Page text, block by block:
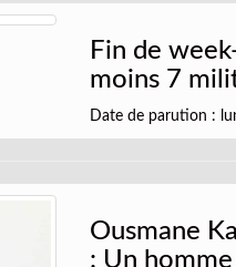
Fin de
moins 7
Date de parution :
Ousmane
: Un